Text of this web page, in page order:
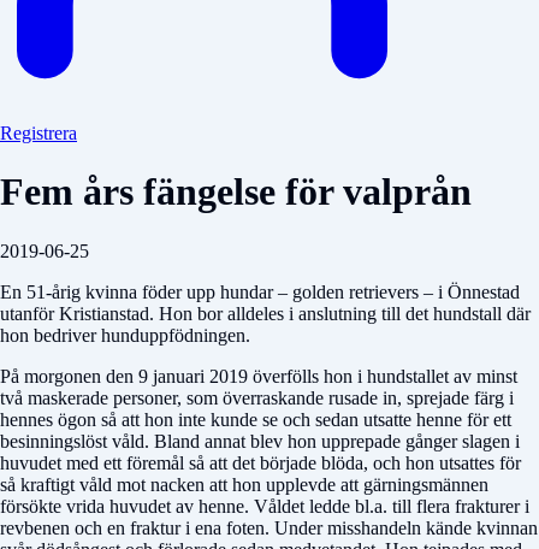
Registrera
Fem års fängelse för valprån
2019-06-25
En 51-årig kvinna föder upp hundar – golden retrievers – i Önnestad
utanför Kristianstad. Hon bor alldeles i anslutning till det hundstall där
hon bedriver hunduppfödningen.
På morgonen den 9 januari 2019 överfölls hon i hundstallet av minst
två maskerade personer, som överraskande rusade in, sprejade färg i
hennes ögon så att hon inte kunde se och sedan utsatte henne för ett
besinningslöst våld. Bland annat blev hon upprepade gånger slagen i
huvudet med ett föremål så att det började blöda, och hon utsattes för
så kraftigt våld mot nacken att hon upplevde att gärningsmännen
försökte vrida huvudet av henne. Våldet ledde bl.a. till flera frakturer i
revbenen och en fraktur i ena foten. Under misshandeln kände kvinnan